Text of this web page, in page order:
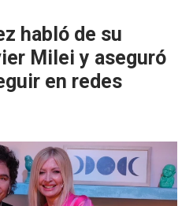
habló de su
Milei y aseguró
en redes